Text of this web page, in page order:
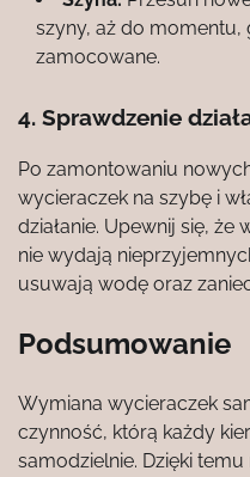
szyny, aż do momentu,
zamocowane.
4. Sprawdzenie
Po zamontowaniu
wycieraczek na szybę i
działanie. Upewnij się, że
nie wydają
usuwają wodę oraz
Podsumowanie
Wymiana wycieraczek
czynność, którą każdy
samodzielnie. Dzięki